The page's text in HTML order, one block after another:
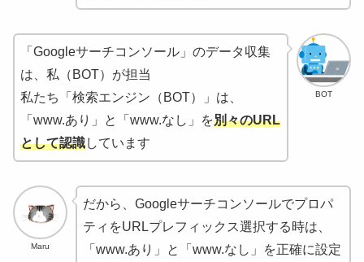
BOT
「Googleサーチコンソール」のデータ収集
は、私（BOT）が担当
私たち「検索エンジン（BOT）」は、
「www.あり」と「www.なし」を別々のURL
として認識しています
Maru
だから、Googleサーチコンソールでプロパ
ティをURLプレフィックス選択する時は、
「www.あり」と「www.なし」を正確に設定